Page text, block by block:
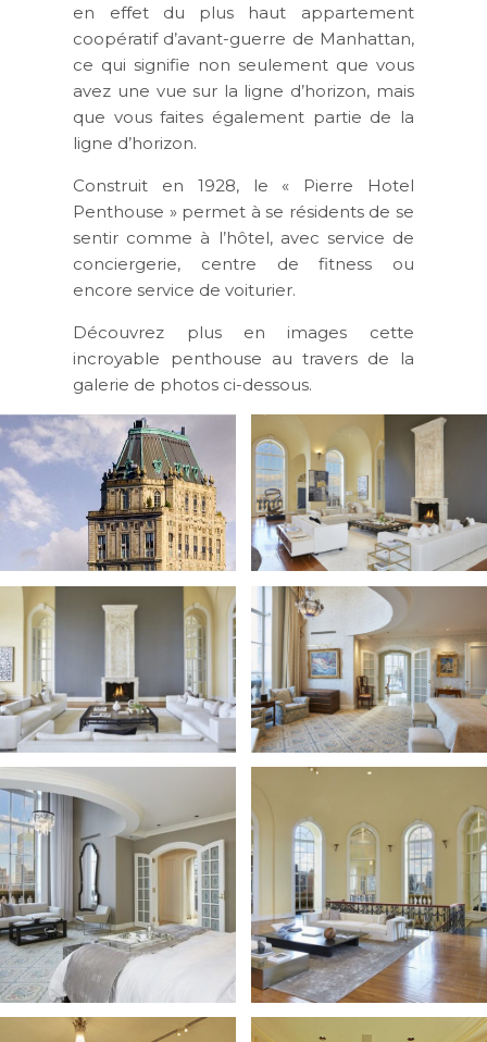
en effet du plus haut appartement
coopératif d’avant-guerre de Manhattan,
ce qui signifie non seulement que vous
avez une vue sur la ligne d’horizon, mais
que vous faites également partie de la
ligne d’horizon.
Construit en 1928, le « Pierre Hotel
Penthouse » permet à se résidents de se
sentir comme à l’hôtel, avec service de
conciergerie, centre de fitness ou
encore service de voiturier.
Découvrez plus en images cette
incroyable penthouse au travers de la
galerie de photos ci-dessous.